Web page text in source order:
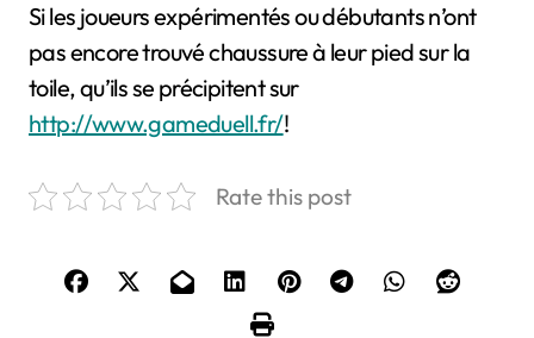
Si les joueurs expérimentés ou débutants n’ont
pas encore trouvé chaussure à leur pied sur la
toile, qu’ils se précipitent sur
http://www.gameduell.fr/!
Rate this post